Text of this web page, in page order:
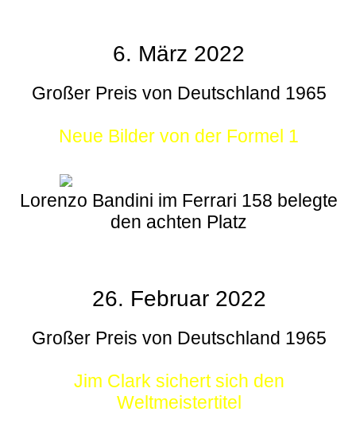
6. März 2022
Großer Preis von Deutschland 1965
Neue Bilder von der Formel 1
Lorenzo Bandini im Ferrari 158 belegte
den achten Platz
26. Februar 2022
Großer Preis von Deutschland 1965
Jim Clark sichert sich den
Weltmeistertitel